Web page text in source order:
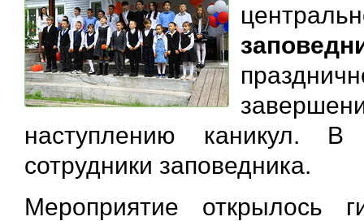
наступлению каникул.
сотрудники заповедника.
Мероприятие открылось